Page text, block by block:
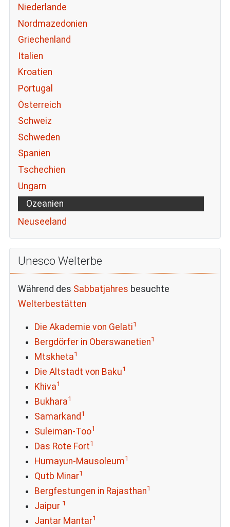
Niederlande
Nordmazedonien
Griechenland
Italien
Kroatien
Portugal
Österreich
Schweiz
Schweden
Spanien
Tschechien
Ungarn
Ozeanien
Neuseeland
Unesco Welterbe
Während des Sabbatjahres besuchte
Welterbestätten
Die Akademie von Gelati1
Bergdörfer in Oberswanetien1
Mtskheta1
Die Altstadt von Baku1
Khiva1
Bukhara1
Samarkand 1
Suleiman-Too1
Das Rote Fort1
Humayun-Mausoleum1
Qutb Minar1
Bergfestungen in Rajasthan1
Jaipur 1
Jantar Mantar1